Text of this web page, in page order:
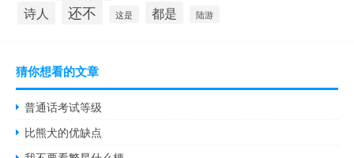
诗人 还不 这是 都是 陆游
猜你想看的文章
普通话考试等级
比熊犬的优缺点